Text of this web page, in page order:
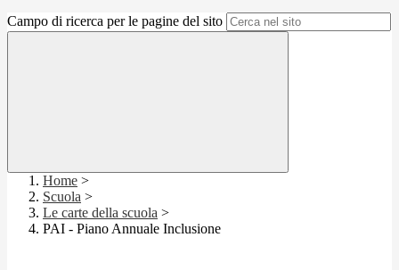
Campo di ricerca per le pagine del sito
Home >
Scuola >
Le carte della scuola >
PAI - Piano Annuale Inclusione